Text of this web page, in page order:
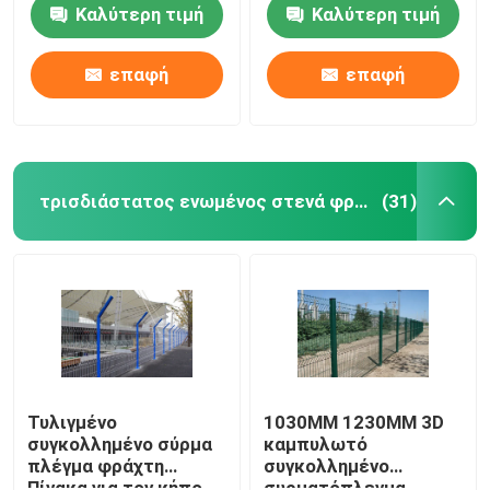
Σπίτι
Προϊόντα
Βίντεο
Καλύτερη τιμή
επαφή
πλέγματος κάμψη
μετάλλων που
κάμπτεται
Καλύτερη τιμή
επαφή
τρισδιάστατος ενωμένος στενά φράκτης καλωδίων (31)
Τυλιγμένο
συγκολλημένο σύρμα
πλέγμα φράχτη
1030MM 1230MM 3D
καμπυλωτό
συγκολλημένο